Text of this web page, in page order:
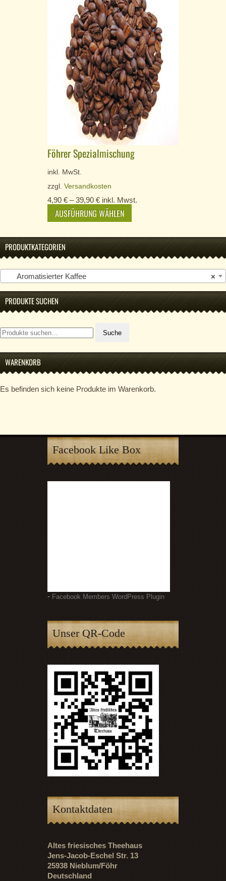
Föhrer Spezialmischung
inkl. MwSt.
zzgl. Versandkosten
4,90 € –39,90 € inkl. Mwst.
AUSFÜHRUNG WÄHLEN
PRODUKTKATEGORIEN
×
Aromatisierter Kaffee
PRODUKTE SUCHEN
Suche
nach:
Suche
WARENKORB
Es befinden sich keine Produkte im Warenkorb.
Facebook Like Box
- Facebook Members WordPress Plugin
Unser QR-Code
Kontaktdaten
Altes friesisches Theehaus
Jens-Jacob-Eschel Str. 13
25938 Nieblum/Föhr
Deutschland